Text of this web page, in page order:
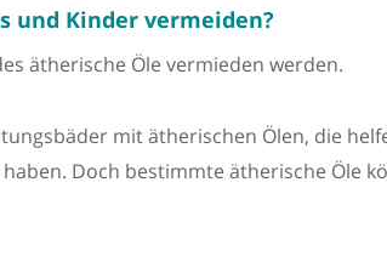
und Kinder vermeiden?
ätherische Öle vermieden werden.
mit ätherischen Ölen, die
Doch bestimmte ätherische Öle